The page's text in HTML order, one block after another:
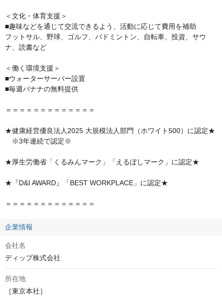
＜文化・体育支援＞
■趣味などを通じて交流できるよう、活動に応じて費用を補助
フットサル、野球、ゴルフ、バドミントン、自転車、投資、サウ
ナ、読書など
＜働く環境支援＞
■ウォーターサーバー設置
■毎週バナナの無料提供
＝＝＝＝＝＝＝＝＝＝＝＝＝
★健康経営優良法人2025 大規模法人部門（ホワイト500）に認定★
※3年連続で認定※
★厚生労働省「くるみんマーク」「えるぼしマーク」に認定★
★『D&I AWARD』「BEST WORKPLACE」に認定★
＝＝＝＝＝＝＝＝＝＝＝＝＝
企業情報
会社名
ディップ株式会社
所在地
［東京本社］